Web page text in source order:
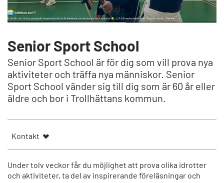
Senior Sport School
Senior Sport School är för dig som vill prova nya
aktiviteter och träffa nya människor. Senior
Sport School vänder sig till dig som är 60 år eller
äldre och bor i Trollhättans kommun.
Kontakt
Under tolv veckor får du möjlighet att prova olika idrotter
och aktiviteter, ta del av inspirerande föreläsningar och